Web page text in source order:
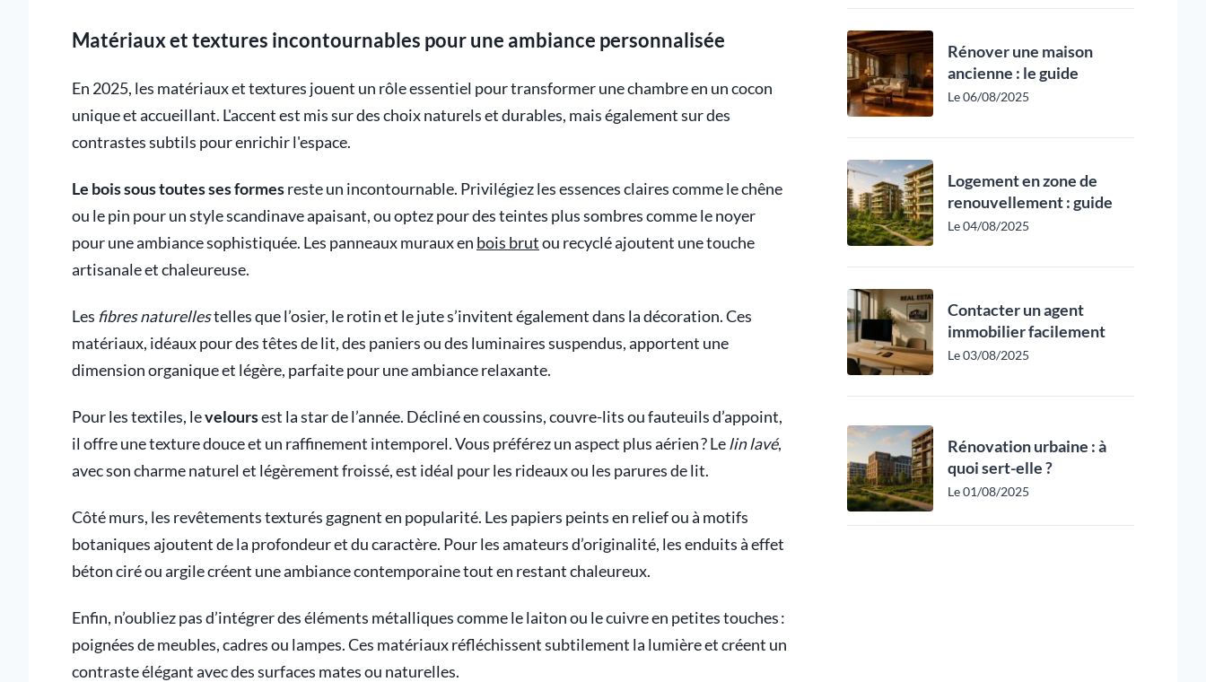
Matériaux et textures incontournables pour une ambiance personnalisée
En 2025, les matériaux et textures jouent un rôle essentiel pour transformer une chambre en un cocon
unique et accueillant. L'accent est mis sur des choix naturels et durables, mais également sur des
contrastes subtils pour enrichir l'espace.
Le bois sous toutes ses formesreste un incontournable. Privilégiez les essences claires comme le chêne
ou le pin pour un style scandinave apaisant, ou optez pour des teintes plus sombres comme le noyer
pour une ambiance sophistiquée. Les panneaux muraux en bois brutou recyclé ajoutent une touche
artisanale et chaleureuse.
Les fibres naturellestelles que l’osier, le rotin et le jute s’invitent également dans la décoration. Ces
matériaux, idéaux pour des têtes de lit, des paniers ou des luminaires suspendus, apportent une
dimension organique et légère, parfaite pour une ambiance relaxante.
Pour les textiles, leveloursest la star de l’année. Décliné en coussins, couvre-lits ou fauteuils d’appoint,
il offre une texture douce et un raffinement intemporel. Vous préférez un aspect plus aérien ? Lelin lavé,
avec son charme naturel et légèrement froissé, est idéal pour les rideaux ou les parures de lit.
Côté murs, les revêtements texturés gagnent en popularité. Les papiers peints en relief ou à motifs
botaniques ajoutent de la profondeur et du caractère. Pour les amateurs d’originalité, les enduits à effet
béton ciré ou argile créent une ambiance contemporaine tout en restant chaleureux.
Enfin, n’oubliez pas d’intégrer des éléments métalliques comme le laiton ou le cuivre en petites touches :
poignées de meubles, cadres ou lampes. Ces matériaux réfléchissent subtilement la lumière et créent un
contraste élégant avec des surfaces mates ou naturelles.
Rénover une maison
ancienne : le guide
Le 06/08/2025
Logement en zone de
renouvellement : guide
Le 04/08/2025
Contacter un agent
immobilier facilement
Le 03/08/2025
Rénovation urbaine : à
quoi sert-elle ?
Le 01/08/2025